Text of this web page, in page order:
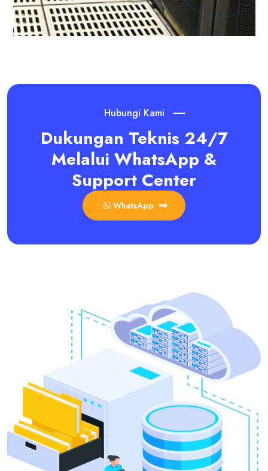
Hubungi Kami
Dukungan Teknis 24/7
Melalui WhatsApp &
Support Center
WhatsApp